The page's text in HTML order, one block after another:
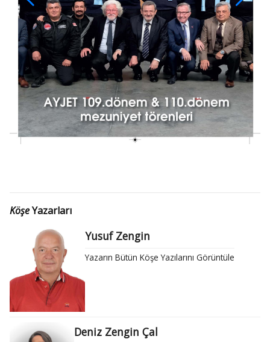
KöşeYazarları
Yusuf Zengin
Yazarın Bütün Köşe Yazılarını Görüntüle
Deniz Zengin Çal